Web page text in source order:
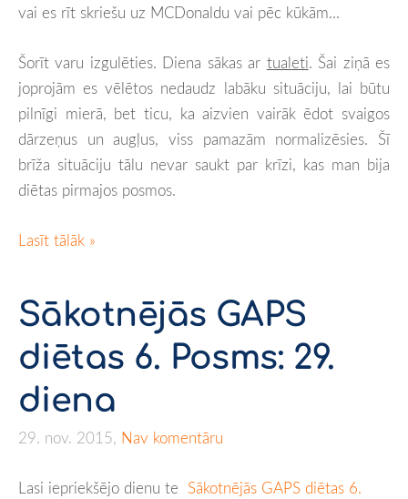
vai es rīt skriešu uz MCDonaldu vai pēc kūkām...
Šorīt varu izgulēties. Diena sākas ar tualeti. Šai ziņā es
joprojām es vēlētos nedaudz labāku situāciju, lai būtu
pilnīgi mierā, bet ticu, ka aizvien vairāk ēdot svaigos
dārzeņus un augļus, viss pamazām normalizēsies. Šī
brīža situāciju tālu nevar saukt par krīzi, kas man bija
diētas pirmajos posmos.
Lasīt tālāk »
Sākotnējās GAPS
diētas 6. Posms: 29.
diena
29. nov. 2015, Nav komentāru
Lasi iepriekšējo dienu te Sākotnējās GAPS diētas 6.